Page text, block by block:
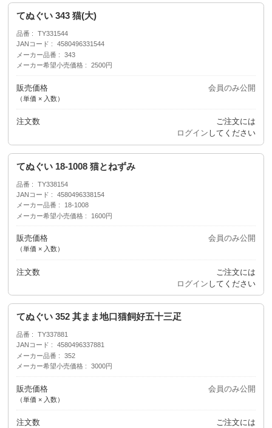
てぬぐい 343 猫(大)
品番
TY331544
JANコード
4580496331544
メーカー品番
343
メーカー希望小売価格
2500円
販売価格
（単価 × 入数）
会員のみ公開
注文数
ご注文には
ログイン してください
てぬぐい 18-1008 猫とねずみ
品番
TY338154
JANコード
4580496338154
メーカー品番
18-1008
メーカー希望小売価格
1600円
販売価格
（単価 × 入数）
会員のみ公開
注文数
ご注文には
ログイン してください
てぬぐい 352 其まま地口猫飼好五十三疋
品番
TY337881
JANコード
4580496337881
メーカー品番
352
メーカー希望小売価格
3000円
販売価格
（単価 × 入数）
会員のみ公開
注文数 ご注文には